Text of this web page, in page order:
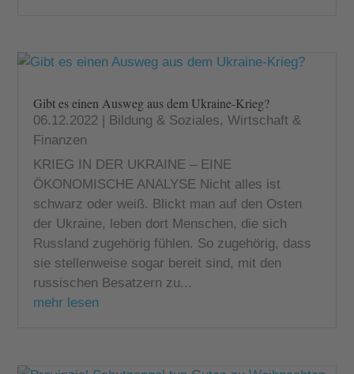
Gibt es einen Ausweg aus dem Ukraine-Krieg?
06.12.2022 Bildung & Soziales,Wirtschaft &
Finanzen
KRIEG IN DER UKRAINE – EINE
ÖKONOMISCHE ANALYSE Nicht alles ist
schwarz oder weiß. Blickt man auf den Osten
der Ukraine, leben dort Menschen, die sich
Russland zugehörig fühlen. So zugehörig, dass
sie stellenweise sogar bereit sind, mit den
russischen Besatzern zu...
mehr lesen